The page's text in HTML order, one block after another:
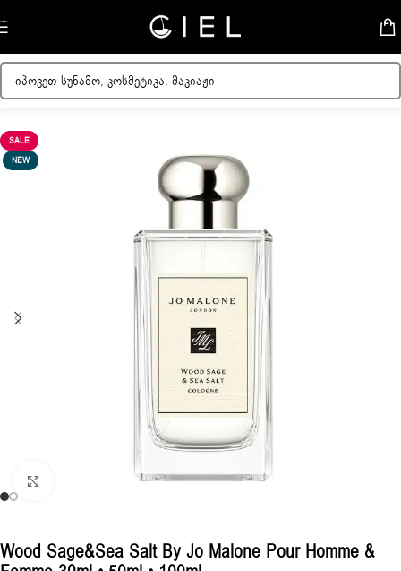
Skip to navigation
მთავარი/უნისექსი სუნამო
SALE
NEW
Wood Sage&Sea Salt By Jo Malone Pour Homme &